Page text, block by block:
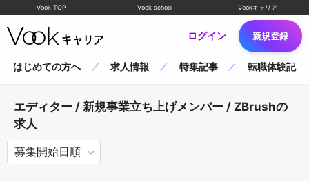
Vook TOP Vook school Vookキャリア
ログイン 新規登録
はじめての方へ 求人情報 特集記事 転職体験記
エディター / 新規事業立ち上げメンバー / ZBrushの
求人